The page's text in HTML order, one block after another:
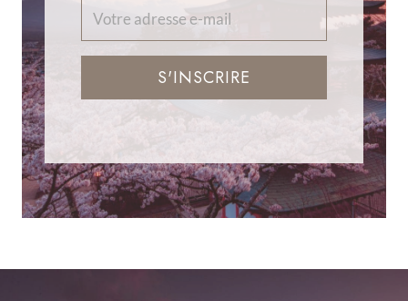
S'INSCRIRE